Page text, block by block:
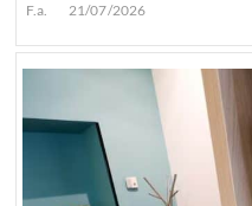
F.a. 21/07/2026